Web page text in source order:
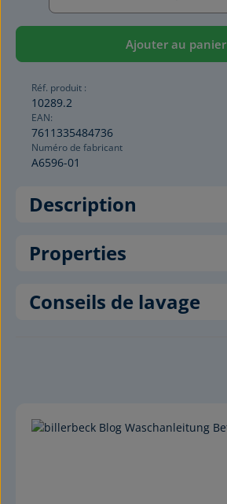
Ajouter au panier
Réf. produit :
10289.2
EAN:
7611335484736
Numéro de fabricant
A6596-01
Description
Properties
Conseils de lavage